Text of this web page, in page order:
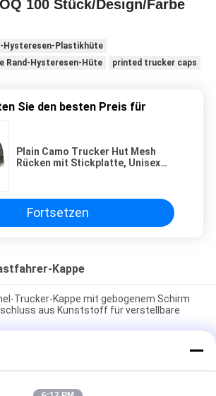
100 Stück/Design/Farbe
Hysteresen-Plastikhüte
Rand-Hysteresen-Hüte
printed trucker caps
Sie den besten Preis für
Plain Camo Trucker Hut Mesh
Rücken mit Stickplatte, Unisex
Fortsetzen
Kappe
Trucker-Kappe mit gebogenem Schirm
aus Kunststoff für verstellbare
Panel-Trucker-Kappe mit markanter
Baumwollschweißband für alle